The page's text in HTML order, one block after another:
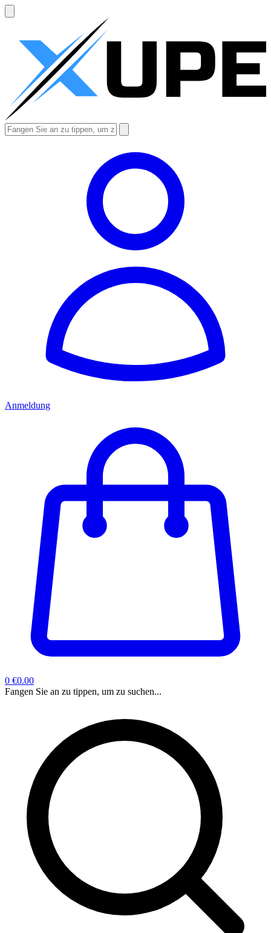
Anmeldung
0 €0.00
Fangen Sie an zu tippen, um zu suchen...